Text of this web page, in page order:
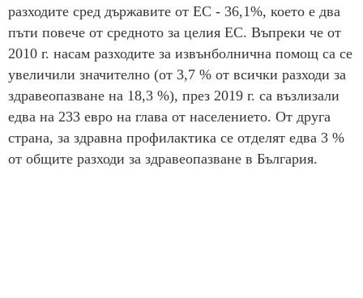
разходите сред държавите от ЕС - 36,1%, което е два
пъти повече от средното за целия ЕС. Въпреки че от
2010 г. насам разходите за извънболнична помощ са се
увеличили значително (от 3,7 % от всички разходи за
здравеопазване на 18,3 %), през 2019 г. са възлизали
едва на 233 евро на глава от населението. От друга
страна, за здравна профилактика се отделят едва 3 %
от общите разходи за здравеопазване в България.